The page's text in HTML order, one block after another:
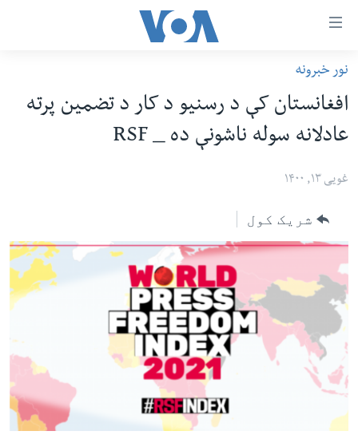
رسي
وړ
اتصالات
متن
عمومي
لارښود
لاړ
شئ
لټون
ځای
سیمه
امریکا
ښځې او نجونې
د بیان ازادي
روغتیا
سرمقاله
له مونږ سره په تماس کې پاتې شئ
نور خبرونه
افغانستان کې د رسنیو د کار د تضمین پرته
عادلانه سوله ناشونې ده _ RSF
غویی ۱۳, ۱۴۰۰
شریک کول